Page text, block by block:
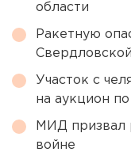
области
Ракетную
Участок с
на аукцион
МИД призвал
войне